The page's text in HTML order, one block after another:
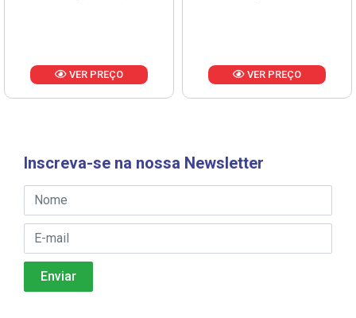
VER PREÇO VER PREÇO
Inscreva-se na nossa Newsletter